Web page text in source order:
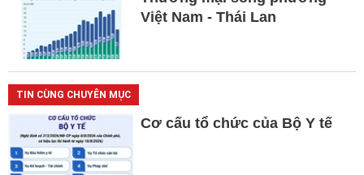
Việt Nam - Thái Lan
TIN CÙNG CHUYÊN MỤC
Cơ cấu tổ chức của Bộ Y tế